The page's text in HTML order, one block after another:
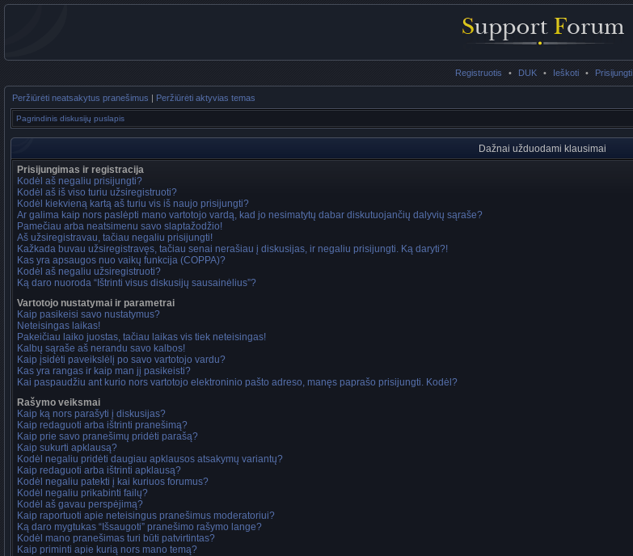
Registruotis • DUK • Ieškoti • Prisijungti
Peržiūrėti neatsakytus pranešimus | Peržiūrėti aktyvias temas
Pagrindinis diskusijų puslapis
Dažnai užduodami klausimai
Prisijungimas ir registracija
Kodėl aš negaliu prisijungti?
Kodėl aš iš viso turiu užsiregistruoti?
Kodėl kiekvieną kartą aš turiu vis iš naujo prisijungti?
Ar galima kaip nors paslėpti mano vartotojo vardą, kad jo nesimatytų dabar diskutuojančių dalyvių sąraše?
Pamečiau arba neatsimenu savo slaptažodžio!
Aš užsiregistravau, tačiau negaliu prisijungti!
Kažkada buvau užsiregistravęs, tačiau senai nerašiau į diskusijas, ir negaliu prisijungti. Ką daryti?!
Kas yra apsaugos nuo vaikų funkcija (COPPA)?
Kodėl aš negaliu užsiregistruoti?
Ką daro nuoroda “Ištrinti visus diskusijų sausainėlius”?
Vartotojo nustatymai ir parametrai
Kaip pasikeisi savo nustatymus?
Neteisingas laikas!
Pakeičiau laiko juostas, tačiau laikas vis tiek neteisingas!
Kalbų sąraše aš nerandu savo kalbos!
Kaip įsidėti paveikslėlį po savo vartotojo vardu?
Kas yra rangas ir kaip man jį pasikeisti?
Kai paspaudžiu ant kurio nors vartotojo elektroninio pašto adreso, manęs paprašo prisijungti. Kodėl?
Rašymo veiksmai
Kaip ką nors parašyti į diskusijas?
Kaip redaguoti arba ištrinti pranešimą?
Kaip prie savo pranešimų pridėti parašą?
Kaip sukurti apklausą?
Kodėl negaliu pridėti daugiau apklausos atsakymų variantų?
Kaip redaguoti arba ištrinti apklausą?
Kodėl negaliu patekti į kai kuriuos forumus?
Kodėl negaliu prikabinti failų?
Kodėl aš gavau perspėjimą?
Kaip raportuoti apie neteisingus pranešimus moderatoriui?
Ką daro mygtukas “Išsaugoti” pranešimo rašymo lange?
Kodėl mano pranešimas turi būti patvirtintas?
Kaip priminti apie kurią nors mano temą?